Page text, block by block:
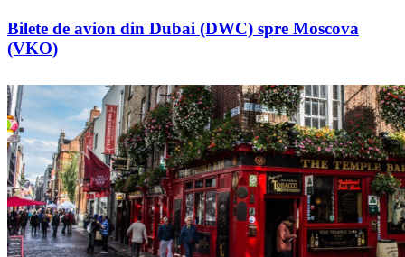
Bilete de avion din Dubai (DWC) spre Moscova
(VKO)